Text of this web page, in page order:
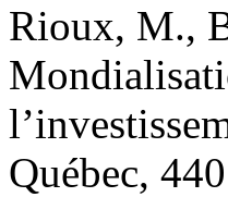
Rioux, M.,
Québec,